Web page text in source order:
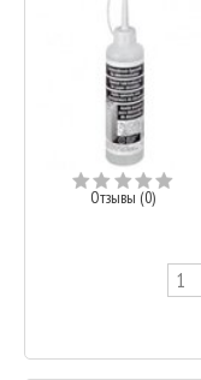
Отзывы (0)